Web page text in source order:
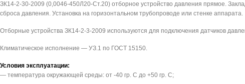
ЗК14-2-30-2009 (0,0046-450Л20-Ст.20) отборное устройство давления прямое.
сброса давления. Установка на горизонтальном трубопроводе или стенке аппарата.
Отборные устройства ЗК14-2-3-2009 используются для подключения датчиков
Климатическое исполнение — УЗ.1 по ГОСТ 15150.
Условия эксплуатации:
— температура окружающей среды: от -40 гр. С до +50 гр. С;